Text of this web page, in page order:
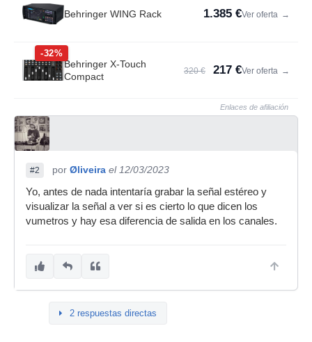
Behringer WING Rack 1.385 €Ver oferta →
-32%
Behringer X-Touch
Compact
320 € 217 €Ver oferta →
Enlaces de afiliación
#2 por Øliveira el 12/03/2023
Yo, antes de nada intentaría grabar la señal estéreo y
visualizar la señal a ver si es cierto lo que dicen los
vumetros y hay esa diferencia de salida en los canales.
2 respuestas directas